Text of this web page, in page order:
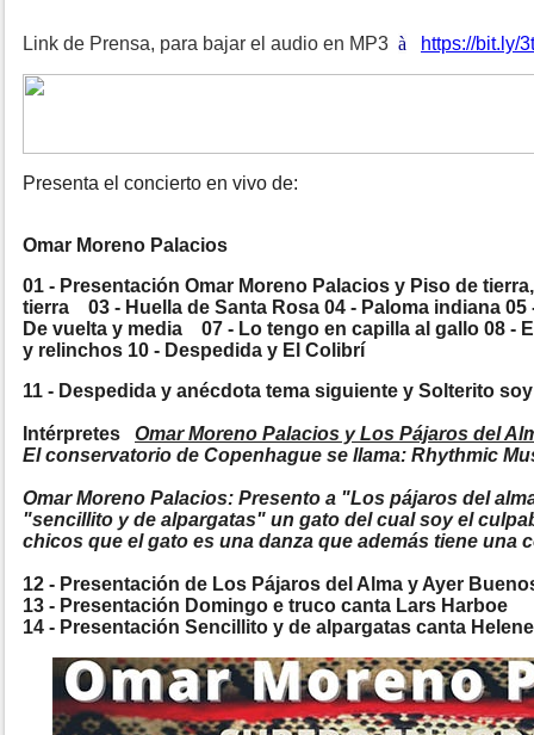
Link de Prensa, para bajar el audio en MP3 à https://bit.ly/
Presenta el concierto en vivo de:
Omar Moreno Palacios
01 - Presentación Omar Moreno Palacios y Piso de
tierra
03 - Huella de Santa Rosa 04 - Paloma indiana
De vuelta y media
07 - Lo tengo en capilla al gallo 08 -
y relinchos 10 - Despedida y El Colibrí
11 - Despedida y anécdota tema siguiente y Solterito
Intérpretes
Omar Moreno Palacios y Los Pájaros del
El conservatorio de Copenhague se llama: Rhythmic
Omar Moreno Palacios: Presento a "Los pájaros del
"sencillito y de alpargatas" un gato del cual soy el
chicos que el gato es una danza que además tiene una
12 - Presentación de Los Pájaros del Alma y Ayer
13 - Presentación Domingo e truco canta Lars Harboe
14 - Presentación Sencillito y de alpargatas canta